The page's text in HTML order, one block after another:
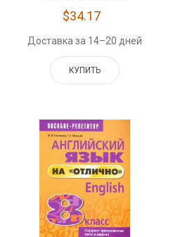
$34.17
Доставка за 14–20 дней
КУПИТЬ